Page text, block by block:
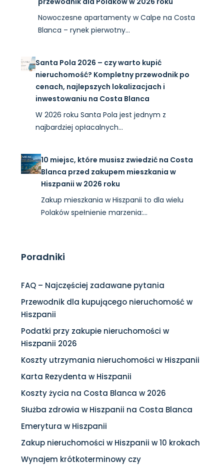
Nowoczesne apartamenty w Calpe na Costa
Blanca – rynek pierwotny…
Santa Pola 2026 – czy warto kupić
nieruchomość? Kompletny przewodnik po
cenach, najlepszych lokalizacjach i
inwestowaniu na Costa Blanca
W 2026 roku Santa Pola jest jednym z
najbardziej opłacalnych…
10 miejsc, które musisz zwiedzić na Costa
Blanca przed zakupem mieszkania w
Hiszpanii w 2026 roku
Zakup mieszkania w Hiszpanii to dla wielu
Polaków spełnienie marzenia:…
Poradniki
FAQ – Najczęściej zadawane pytania
Przewodnik dla kupującego nieruchomość w
Hiszpanii
Podatki przy zakupie nieruchomości w
Hiszpanii 2026
Koszty utrzymania nieruchomości w Hiszpanii
Karta Rezydenta w Hiszpanii
Koszty życia na Costa Blanca w 2026
Służba zdrowia w Hiszpanii na Costa Blanca
Emerytura w Hiszpanii
Zakup nieruchomości w Hiszpanii w 10 krokach
Wynajem krótkoterminowy czy